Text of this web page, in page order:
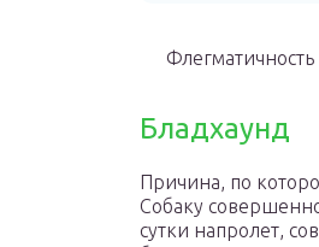
Бладхаунд
Причина, по
Собаку
сутки напролет,